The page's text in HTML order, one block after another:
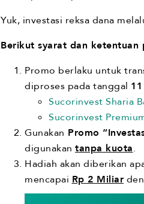
Yuk, investasi reksa dana
Berikut syarat dan ketentuan
Promo berlaku untuk
diproses pada tanggal
Sucorinvest Sharia
Sucorinvest
Gunakan Promo
digunakan tanpa kuota.
Hadiah akan diberikan
mencapai Rp 2 Miliar